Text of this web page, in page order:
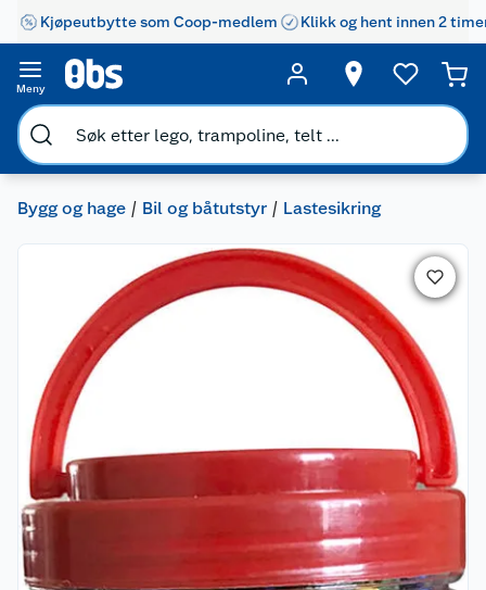
Kjøpeutbytte som Coop-medlem Klikk og hent innen 2
Meny
Bygg og hage Bil og båtutstyr Lastesikring